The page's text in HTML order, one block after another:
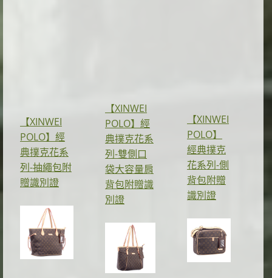
【XINWEI
POLO】經
典撲克花系
列-抽繩包附
贈識別證
【XINWEI
POLO】經
典撲克花系
列-雙側口
袋大容量肩
背包附贈識
別證
【XINWEI
POLO】
經典撲克
花系列-側
背包附贈
識別證